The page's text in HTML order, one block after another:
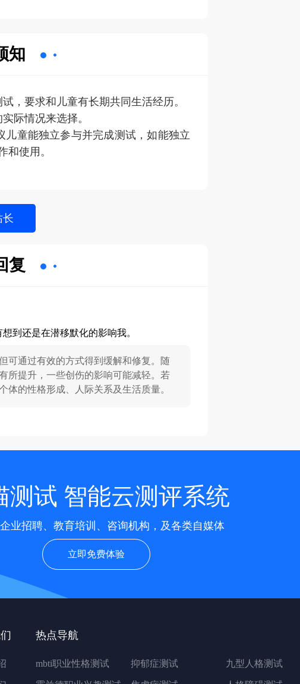
知
，要求和儿童有长期共同生活经历。
际情况来选择。
童能独立参与并完成测试，如能独立
和使用。
复
到还是在潜移默化的影响我。
可通过有效的方式得到缓解和修复。随
所提升，一些创伤的影响可能减轻。若
体的性格形成、人际关系及生活质量。
测试 智能云测评系统
业招聘、教育培训、咨询机构，及各类自媒体
立即免费体验
热点导航
mbti职业性格测试 抑郁症测试 九型人格测试